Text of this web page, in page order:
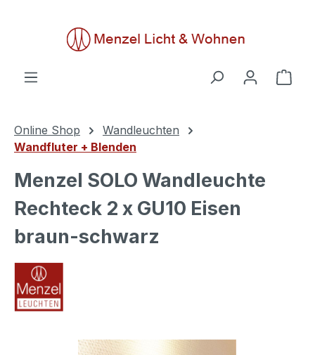
Online Shop
Wandleuchten
Wandfluter + Blenden
Menzel SOLO Wandleuchte
Rechteck 2 x GU10 Eisen
braun-schwarz
Bildergalerie überspringen